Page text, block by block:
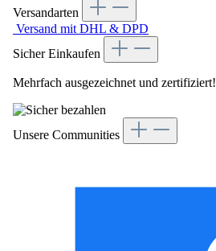
Versandarten
Versand mit DHL & DPD
Sicher Einkaufen
Mehrfach ausgezeichnet und zertifiziert!
Unsere Communities